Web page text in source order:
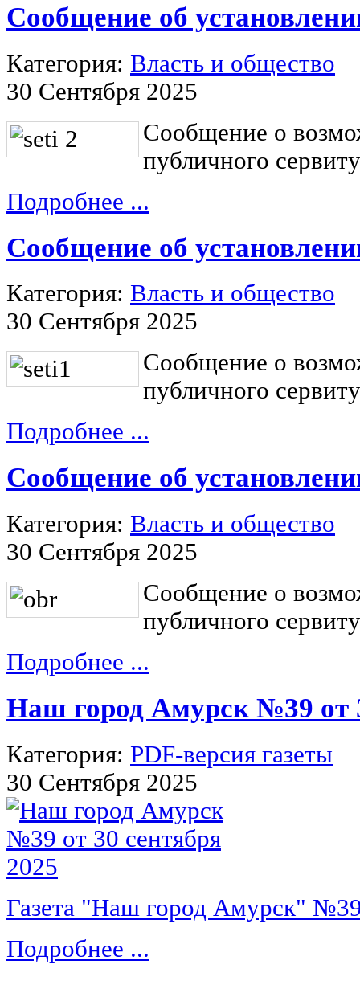
Сообщение об
Категория: Власть и общество
30 Сентября 2025
Сообщение о
публичного
Подробнее ...
Сообщение об
Категория: Власть и общество
30 Сентября 2025
Сообщение о
публичного
Подробнее ...
Сообщение об
Категория: Власть и общество
30 Сентября 2025
Сообщение о
публичного
Подробнее ...
Наш город Амурск №39 от
Категория: PDF-версия газеты
30 Сентября 2025
Газета "Наш город Амурск" №39
Подробнее ...